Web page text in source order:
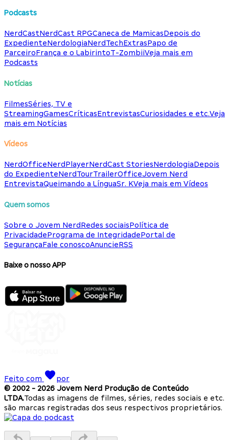
Podcasts
NerdCastNerdCast RPGCaneca de MamicasDepois do
ExpedienteNerdologiaNerdTechExtrasPapo de
ParceiroFrança e o LabirintoT-ZombiiVeja mais em
Podcasts
Notícias
FilmesSéries, TV e
StreamingGamesCríticasEntrevistasCuriosidades e etc.Veja
mais em Notícias
Vídeos
NerdOfficeNerdPlayerNerdCast StoriesNerdologiaDepois
do ExpedienteNerdTourTrailerOfficeJovem Nerd
EntrevistaQueimando a LínguaSr. KVeja mais em Vídeos
Quem somos
Sobre o Jovem NerdRedes sociaisPolítica de
PrivacidadePrograma de IntegridadePortal de
SegurançaFale conoscoAnuncieRSS
Baixe o nosso APP
Feito com
por
© 2002 - 2026 Jovem Nerd Produção de Conteúdo
LTDA.Todas as imagens de filmes, séries, redes sociais e etc.
são marcas registradas dos seus respectivos proprietários.